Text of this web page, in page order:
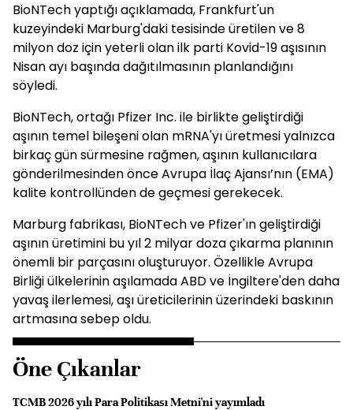
BioNTech yaptığı açıklamada, Frankfurt'un
kuzeyindeki Marburg'daki tesisinde üretilen ve 8
milyon doz için yeterli olan ilk parti Kovid-19 aşısının
Nisan ayı başında dağıtılmasının planlandığını
söyledi.
BioNTech, ortağı Pfizer Inc. ile birlikte geliştirdiği
aşının temel bileşeni olan mRNA'yı üretmesi yalnızca
birkaç gün sürmesine rağmen, aşının kullanıcılara
gönderilmesinden önce Avrupa İlaç Ajansı’nın (EMA)
kalite kontrollünden de geçmesi gerekecek.
Marburg fabrikası, BioNTech ve Pfizer'ın geliştirdiği
aşının üretimini bu yıl 2 milyar doza çıkarma planının
önemli bir parçasını oluşturuyor. Özellikle Avrupa
Birliği ülkelerinin aşılamada ABD ve İngiltere'den daha
yavaş ilerlemesi, aşı üreticilerinin üzerindeki baskının
artmasına sebep oldu.
Öne Çıkanlar
TCMB 2026 yılı Para Politikası Metni'ni yayımladı